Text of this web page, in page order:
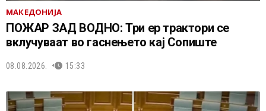
МАКЕДОНИЈА
ПОЖАР ЗАД ВОДНО: Три ер трактори се
вклучуваат во гаснењето кај Сопиште
08.08.2026. 15:33